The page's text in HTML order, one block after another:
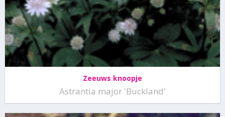
Zeeuws knoopje
Astrantia major 'Buckland'